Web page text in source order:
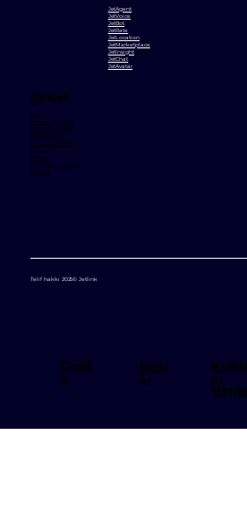
JetAgent
JetVoice
JetBot
JetRate
JetLocation
JetMarketplace
JetInsight
JetChat
JetAvatar
Şirket
Marka Varlıkları
Vaka Çalışmaları
Telif hakkı 2025© Jetlink
Gizlili
k
Şartl
ar cı